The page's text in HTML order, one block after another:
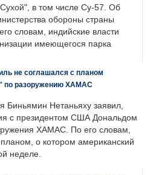
в том числе Су-57. Об
обороны страны
словам, индийские власти
имеющегося парка
не соглашался с планом
по разоружению ХАМАС
Биньямин Нетаньяху заявил,
с президентом США Дональдом
ХАМАС. По его словам,
о котором американский
неделе.